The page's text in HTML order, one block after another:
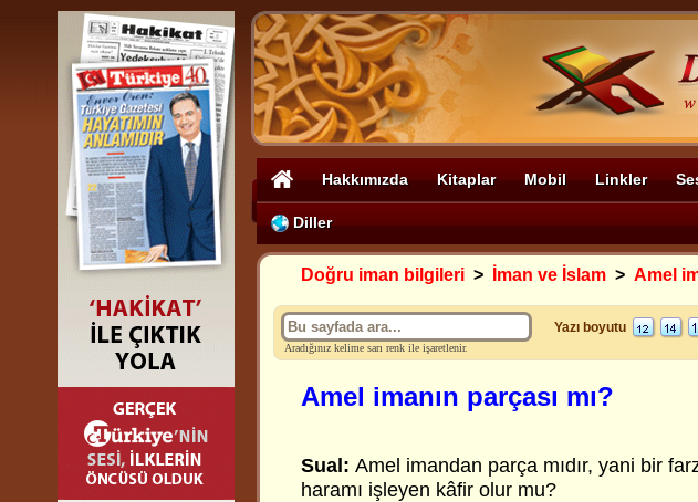
Hakkımızda Kitaplar Mobil Linkler
Diller
Doğru iman bilgileri > İman ve İslam > Amel
Aradığınız kelime sarı renk ile işaretlenir.
Yazı boyutu
Amel imanın parçası mı?
Sual: Amel imandan parça mıdır, yani bir
haramı işleyen kâfir olur mu?